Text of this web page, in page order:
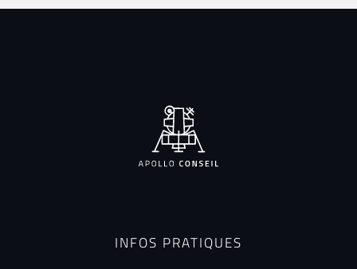
INFOS PRATIQUES